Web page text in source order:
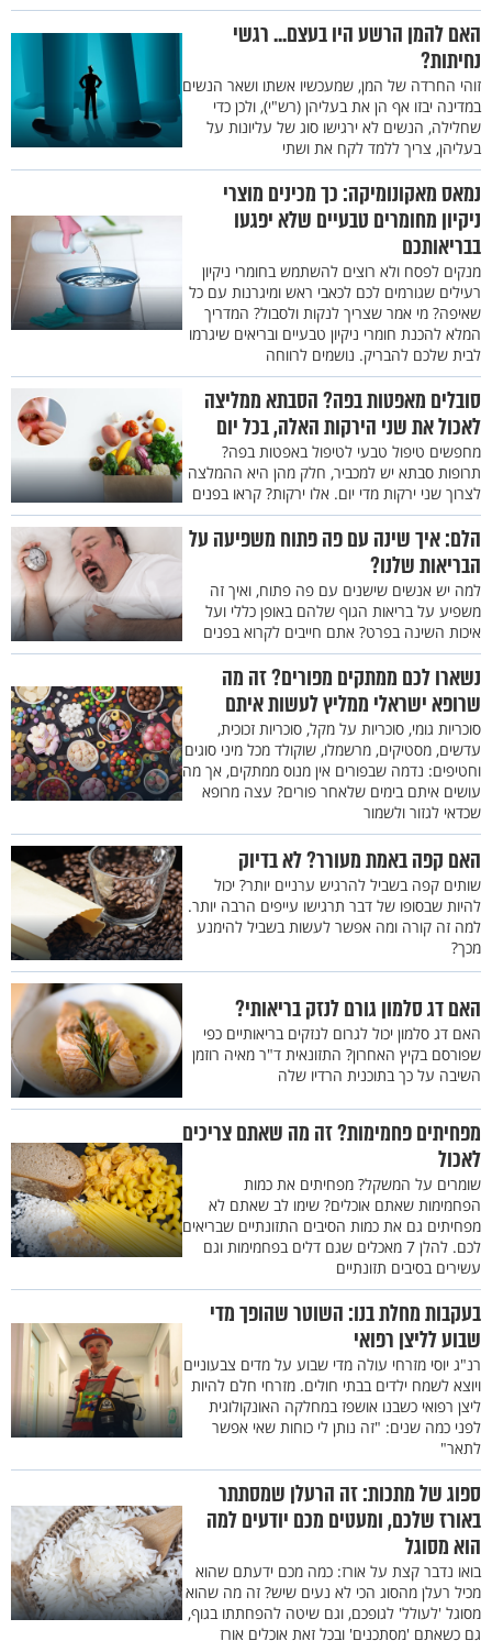
האם להמן הרשע היו בעצם... רגשי
נחיתות?
זוהי החרדה של המן, שמעכשיו אשתו ושאר הנשים
במדינה יבזו אף הן את בעליהן (רש"י), ולכן כדי
שחלילה, הנשים לא ירגישו סוג של עליונות על
בעליהן, צריך ללמד לקח את ושתי
נמאס מאקונומיקה: כך מכינים מוצרי
ניקיון מחומרים טבעיים שלא יפגעו
בבריאותכם
מנקים לפסח ולא רוצים להשתמש בחומרי ניקיון
רעילים שגורמים לכם לכאבי ראש ומיגרנות עם כל
שאיפה? מי אמר שצריך לנקות ולסבול? המדריך
המלא להכנת חומרי ניקיון טבעיים ובריאים שיגרמו
לבית שלכם להבריק. נושמים לרווחה
סובלים מאפטות בפה? הסבתא ממליצה
לאכול את שני הירקות האלה, בכל יום
מחפשים טיפול טבעי לטיפול באפטות בפה?
תרופות סבתא יש למכביר, חלק מהן היא ההמלצה
לצרוך שני ירקות מדי יום. אלו ירקות? קראו בפנים
הלם: איך שינה עם פה פתוח משפיעה על
הבריאות שלנו?
למה יש אנשים שישנים עם פה פתוח, ואיך זה
משפיע על בריאות הגוף שלהם באופן כללי ועל
איכות השינה בפרט? אתם חייבים לקרוא בפנים
נשארו לכם ממתקים מפורים? זה מה
שרופא ישראלי ממליץ לעשות איתם
סוכריות גומי, סוכריות על מקל, סוכריות זכוכית,
עדשים, מסטיקים, מרשמלו, שוקולד מכל מיני סוגים
וחטיפים: נדמה שבפורים אין מנוס ממתקים, אך מה
עושים איתם בימים שלאחר פורים? עצה מרופא
שכדאי לגזור ולשמור
האם קפה באמת מעורר? לא בדיוק
שותים קפה בשביל להרגיש ערניים יותר? יכול
להיות שבסופו של דבר תרגישו עייפים הרבה יותר.
למה זה קורה ומה אפשר לעשות בשביל להימנע
מכך?
האם דג סלמון גורם לנזק בריאותי?
האם דג סלמון יכול לגרום לנזקים בריאותיים כפי
שפורסם בקיץ האחרון? התזונאית ד"ר מאיה רוזמן
השיבה על כך בתוכנית הרדיו שלה
מפחיתים פחמימות? זה מה שאתם צריכים
לאכול
שומרים על המשקל? מפחיתים את כמות
הפחמימות שאתם אוכלים? שימו לב שאתם לא
מפחיתים גם את כמות הסיבים התזונתיים שבריאים
לכם. להלן 7 מאכלים שגם דלים בפחמימות וגם
עשירים בסיבים תזונתיים
בעקבות מחלת בנו: השוטר שהופך מדי
שבוע לליצן רפואי
רנ"ג יוסי מזרחי עולה מדי שבוע על מדים צבעוניים
ויוצא לשמח ילדים בבתי חולים. מזרחי חלם להיות
ליצן רפואי כשבנו אושפז במחלקה האונקולוגית
לפני כמה שנים: "זה נותן לי כוחות שאי אפשר
לתאר"
ספוג של מתכות: זה הרעלן שמסתתר
באורז שלכם, ומעטים מכם יודעים למה
הוא מסוגל
בואו נדבר קצת על אורז: כמה מכם ידעתם שהוא
מכיל רעלן מהסוג הכי לא נעים שיש? זה מה שהוא
מסוגל 'לעולל' לגופכם, וגם שיטה להפחתתו בגוף,
גם כשאתם 'מסתכנים' ובכל זאת אוכלים אורז